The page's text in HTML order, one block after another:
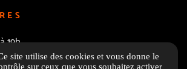
19h
Vendredi 9h30 à 19H
site utilise des cookies et vous donne le
sur ceux que vous souhaitez activer